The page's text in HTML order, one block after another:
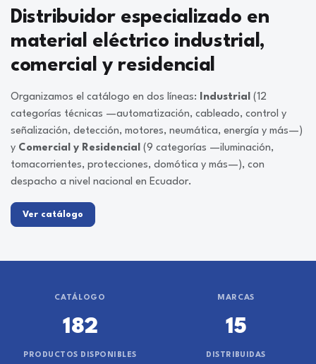
Distribuidor especializado en
material eléctrico industrial,
comercial y residencial
Organizamos el catálogo en dos líneas: Industrial (12
categorías técnicas —automatización, cableado, control y
señalización, detección, motores, neumática, energía y más—)
y Comercial y Residencial (9 categorías —iluminación,
tomacorrientes, protecciones, domótica y más—), con
despacho a nivel nacional en Ecuador.
Ver catálogo
CATÁLOGO
182
PRODUCTOS DISPONIBLES
MARCAS
15
DISTRIBUIDAS